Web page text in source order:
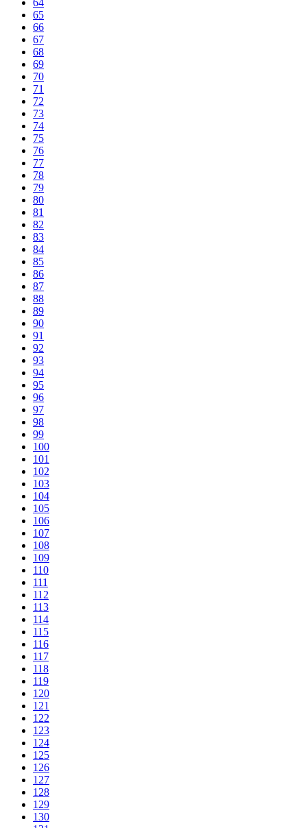
65
66
67
68
69
70
71
72
73
74
75
76
77
78
79
80
81
82
83
84
85
86
87
88
89
90
91
92
93
94
95
96
97
98
99
100
101
102
103
104
105
106
107
108
109
110
111
112
113
114
115
116
117
118
119
120
121
122
123
124
125
126
127
128
129
130